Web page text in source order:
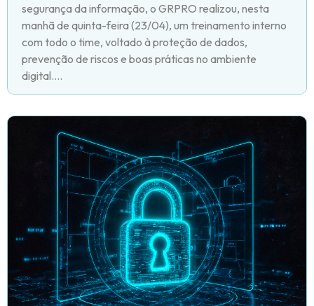
segurança da informação, o GRPRO realizou, nesta
manhã de quinta-feira (23/04), um treinamento interno
com todo o time, voltado à proteção de dados,
prevenção de riscos e boas práticas no ambiente
digital....